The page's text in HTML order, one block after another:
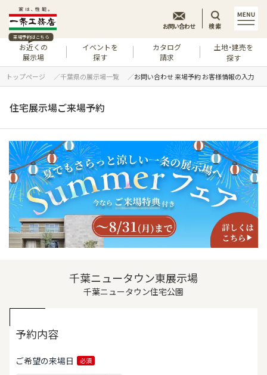
来場予約はこちら
お近くの
展示場
イベントを
探す
カタログ
請求
土地・建売を
探す
お問い合わせ 検索
トップページ 千葉県の展示場一覧 お問い合わせ 来場予約 お客様情報の入力
住宅展示場ご来場予約
千葉ニュータウン東展示場
千葉ニュータウン住宅公園
予約内容
ご希望の来場日 必須